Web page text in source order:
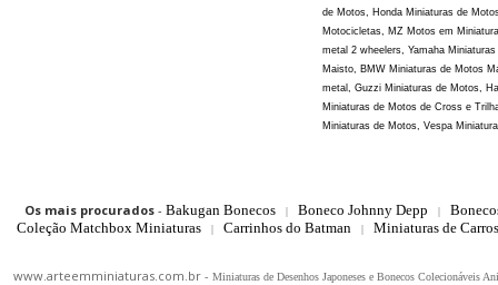
de Motos, Honda Miniaturas de
Motocicletas, MZ Motos em
metal 2 wheelers, Yamaha
Maisto, BMW Miniaturas de Motos
metal, Guzzi Miniaturas de Motos,
Miniaturas de Motos de Cross e
Miniaturas de Motos, Vespa
Os mais procurados- Bakugan Bonecos | Boneco Johnny Depp |
Coleção Matchbox Miniaturas
| Carrinhos do Batman | Miniaturas de
www.arteemminiaturas.com.br - Miniaturas de Desenhos Japoneses e Bonecos Colecionáveis